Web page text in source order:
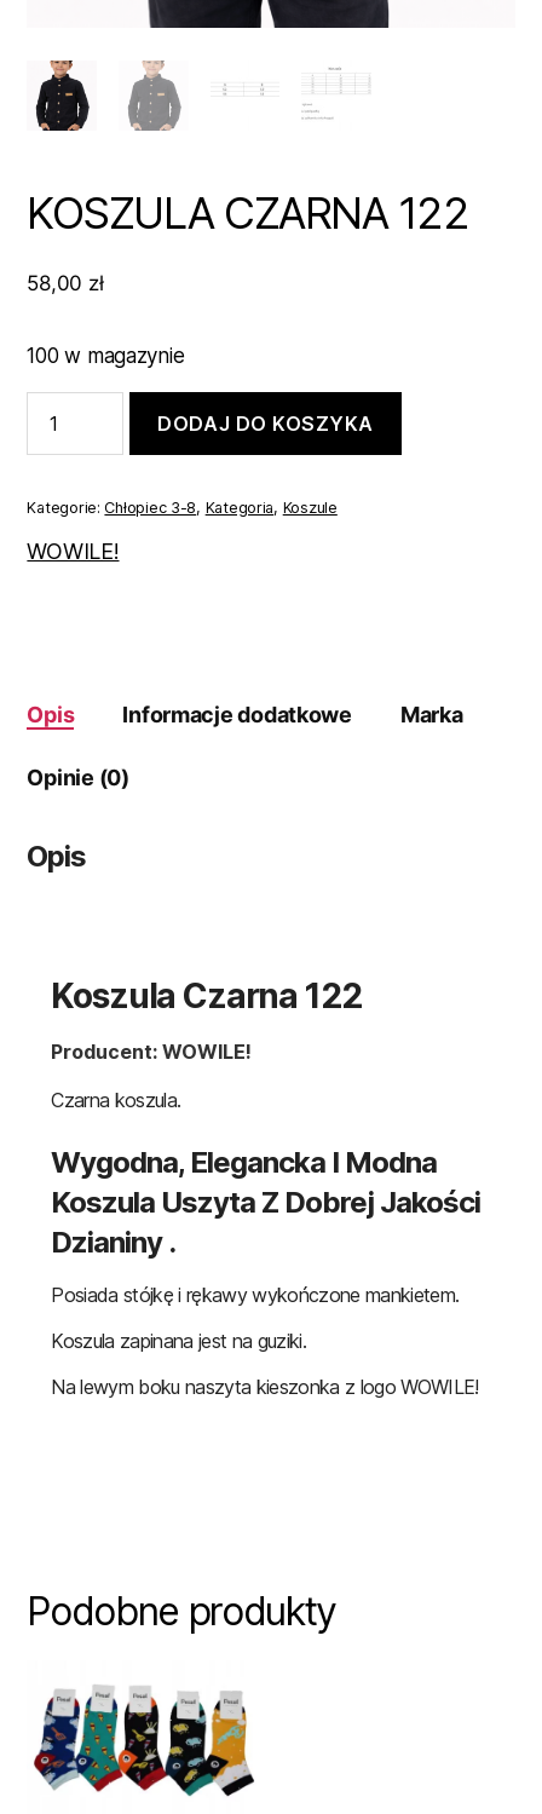
KOSZULA CZARNA 122
58,00 zł
100 w magazynie
KOSZULA
CZARNA
DODAJ DO KOSZYKA
Kategorie:Chłopiec 3-8, Kategoria, Koszule
WOWILE!
Opis Informacje dodatkowe Marka
Opinie (0)
Opis
Koszula Czarna 122
Producent: WOWILE!
Czarna koszula.
Wygodna, Elegancka I Modna
Koszula Uszyta Z Dobrej Jakości
Dzianiny .
Posiada stójkę i rękawy wykończone mankietem.
Koszula zapinana jest na guziki.
Na lewym boku naszyta kieszonka z logo WOWILE!
Podobne produkty